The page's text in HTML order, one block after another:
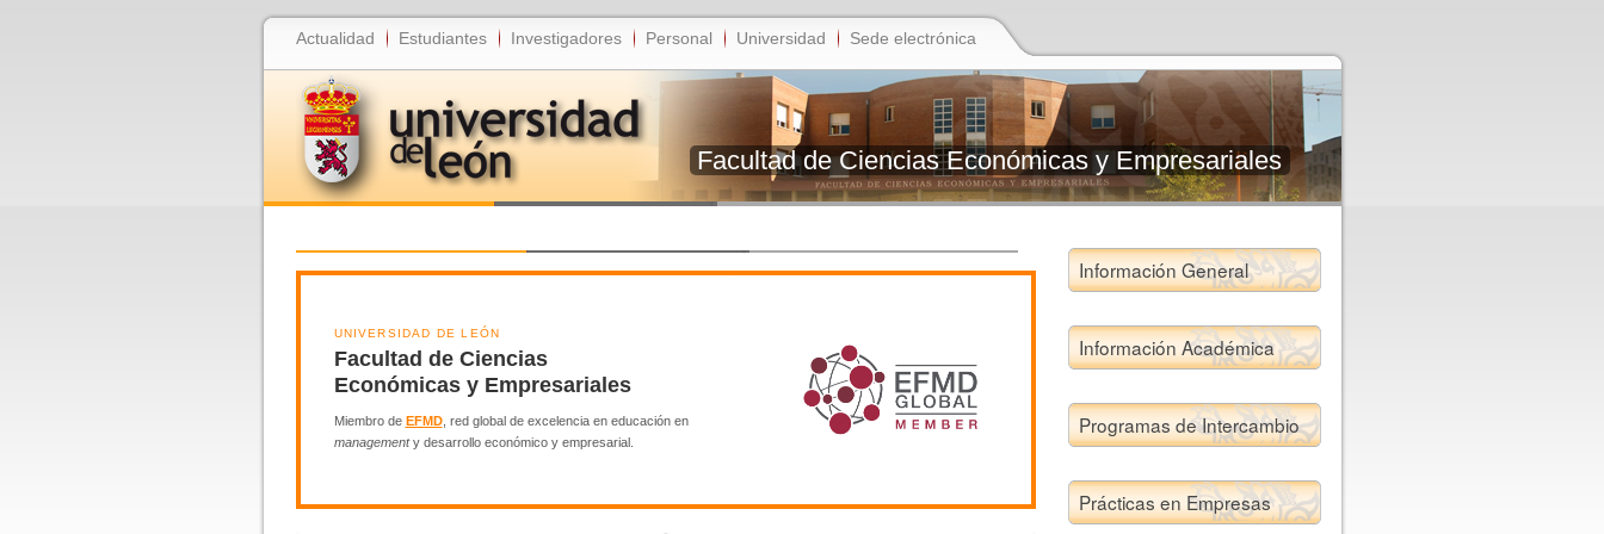
Actualidad Estudiantes Investigadores Personal Universidad Sede electrónica
Facultad de Ciencias Económicas y Empresariales
Información General
Información Académica
Programas de Intercambio
Prácticas en Empresas
UNIVERSIDAD DE LEÓN
Facultad de Ciencias
Económicas y Empresariales
Miembro de EFMD, red global de excelencia en educación en
managementy desarrollo económico y empresarial.